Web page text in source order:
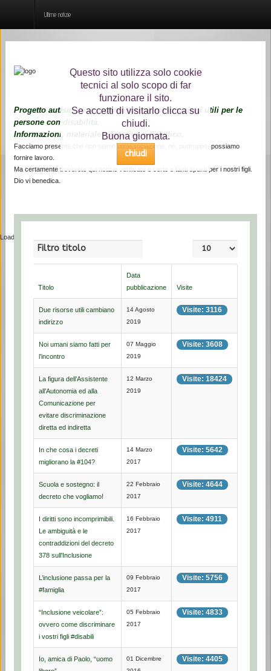
Questo sito utilizza solo cookie
tecnici al solo scopo di far
funzionare il sito.
Se accetti di visitarlo clicca su
chiudi.
Buona giornata.
chiudi
Loading...
Cos'è l'autismo
Ultime notizie
Interviste
Ultime notizie
Progetto autismo è un contenitore di informazioni utili per le
persone con disabilità.
Informazioni, materiale educativo e didattico.
Facciamo presente che non siamo un'associazione, né, purtroppo, possiamo
fornire lavoro.
Ma certamente troverete qui notizie verificate e certe e tanti spunti per i nostri figli.
Dio vi benedica.
Filtro titolo Visualizza n.
Titolo
Data
pubblicazione
Visite
Due risorse utili cambiano
indirizzo
14 Agosto
2019
Visite: 3116
Noi umani siamo fatti per
l’incontro
07 Maggio
2019
Visite: 3608
La figura dell’Assistente
all’Autonomia ed alla
Comunicazione per
evitare discriminazione
diretta ed indiretta
12 Marzo
2019
Visite: 18424
In che cosa i decreti
migliorano la #104?
14 Marzo
2017
Visite: 5642
Scuola e sostegno: il
decreto che vogliamo!
22 Febbraio
2017
Visite: 4644
I diritti sono incomprimibili.
Le ambiguità e le
contraddizioni del decreto
378 sull'Inclusione
16 Febbraio
2017
Visite: 4911
L’inclusione passa per la
#famiglia
09 Febbraio
2017
Visite: 5756
“Inclusione veicolare”:
ovvero come discriminare
i vostri figli #disabili
05 Febbraio
2017
Visite: 4833
Io, amica di Paolo, “uomo
01 Dicembre
Visite: 4405